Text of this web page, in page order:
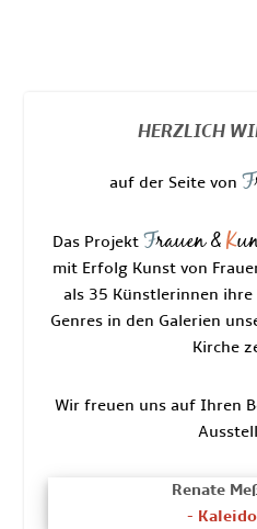
HERZLICH
auf der Seite von F
Das Projekt Frauen &K
mit Erfolg Kunst von
als 35 Künstlerinnen ihre
Genres in den Galerien
Kirche
Wir freuen uns auf Ihren
Renate
-